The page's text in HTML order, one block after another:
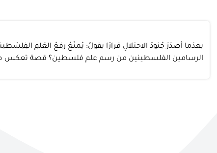
بعدَما أصدَرَ جُنودُ الاحتلالِ قرارًا يقولُ: يُمنَعُ رفعُ العَلمِ
الرسامين الفلسطينين من رسم علم فلسطين؟ قصة تعكس